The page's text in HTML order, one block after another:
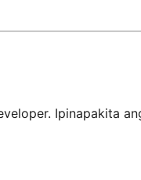
Ipinapakita